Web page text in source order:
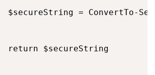
$secureString = ConvertTo-
return $secureString